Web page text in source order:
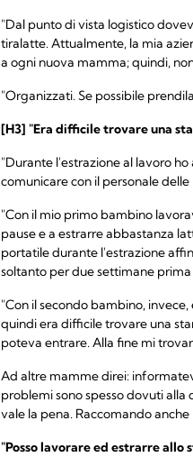
"Dal punto di vista logistico
tiralatte. Attualmente, la mia
a ogni nuova mamma; quindi,
"Organizzati. Se possibile
[H3] "Era difficile trovare una
"Durante l'estrazione al lavoro
comunicare con il personale
"Con il mio primo bambino
pause e a estrarre abbastanza
portatile durante l'estrazione
soltanto per due settimane
"Con il secondo bambino,
quindi era difficile trovare una
poteva entrare. Alla fine mi
Ad altre mamme direi:
problemi sono spesso dovuti alla
vale la pena. Raccomando
"Posso lavorare ed estrarre allo